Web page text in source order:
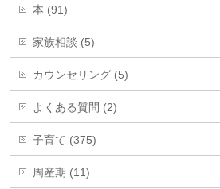
本 (91)
家族相談 (5)
カウンセリング (5)
よくある質問 (2)
子育て (375)
周産期 (11)